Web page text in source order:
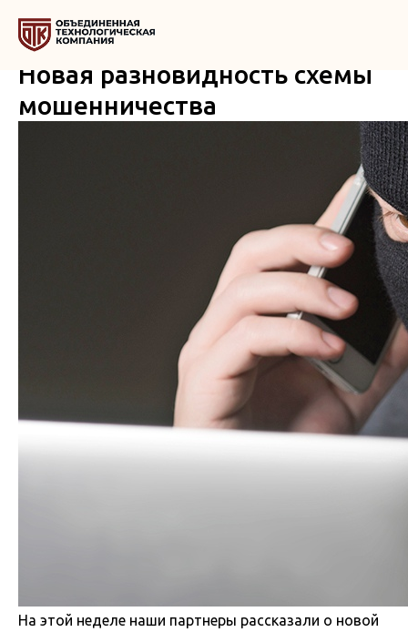
Новая разновидность схемы
мошенничества
На этой неделе наши партнеры рассказали о новой